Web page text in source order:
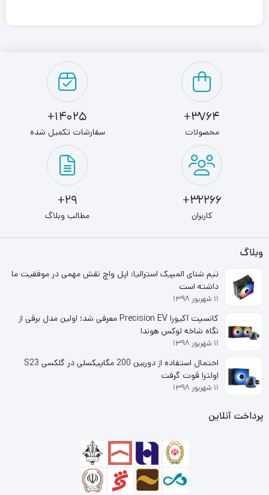
نوع حافظه‌ی RAM 8GB 1600 KINGMAX شرکت کینگ مکس
از نوع DDR3 است. یکی از فاکتورهای بسیار مهم برای بسیاری از
کاربران هنگام تهیه‌ی رم فرکانس پشتیبانی شده توسط آن
محصول است. فرکانس پشتیبانی شده توسط این رم کامپیوتر
شرکت کینگ مکس برابر با 1600 مگاهرتز است. ولتاژ کاری در
این رم 1.5 ولت است که مقدار متوسطی برای یک رم کامپیوتر با
چنین ظرفیتی است.
3764+
محصولات
14025+
سفارشات تکمیل شده
32266+
کاربران
29+
مطالب وبلاگ
وبلاگ
تیم شنای المپیک استرالیا: اپل واچ نقش مهمی در موفقیت ما
داشته است
۱۱ شهریور ۱۳۹۸
کانسپت آکیورا Precision EV معرفی شد؛ اولین مدل برقی از
نگاه شاخه لوکس هوندا
۱۱ شهریور ۱۳۹۸
احتمال استفاده از دوربین 200 مگاپیکسلی در گلکسی S23
اولترا قوت گرفت
۱۱ شهریور ۱۳۹۸
پرداخت آنلاین